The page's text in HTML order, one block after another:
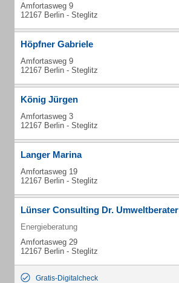
Amfortasweg 9
12167 Berlin - Steglitz
Höpfner Gabriele
Amfortasweg 9
12167 Berlin - Steglitz
König Jürgen
Amfortasweg 3
12167 Berlin - Steglitz
Langer Marina
Amfortasweg 19
12167 Berlin - Steglitz
Lünser Consulting Dr. Umweltberater
Energieberatung
Amfortasweg 29
12167 Berlin - Steglitz
Gratis-Digitalcheck